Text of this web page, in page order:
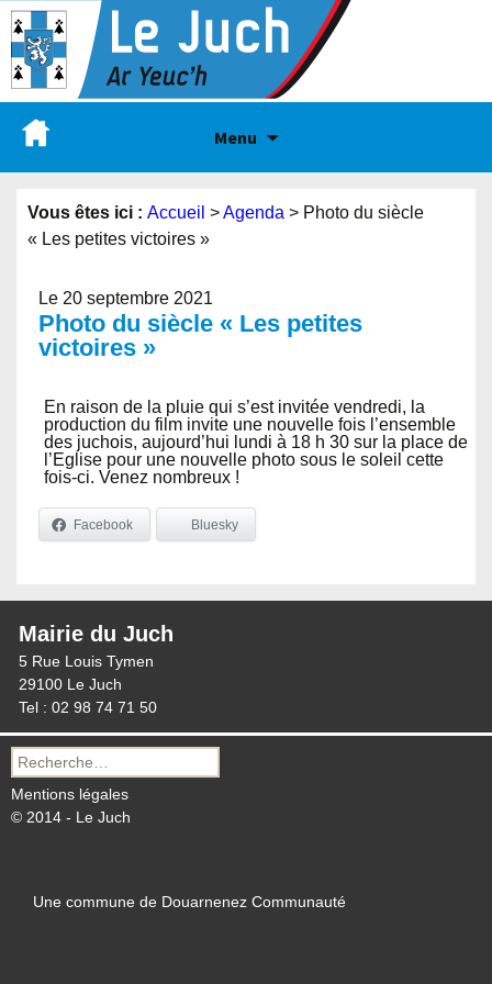
Menu
Vous êtes ici : Accueil >Agenda > Photo du siècle
« Les petites victoires »
Le 20 septembre 2021
Photo du siècle « Les petites
victoires »
En raison de la pluie qui s’est invitée vendredi, la
production du film invite une nouvelle fois l’ensemble
des juchois, aujourd’hui lundi à 18 h 30 sur la place de
l’Eglise pour une nouvelle photo sous le soleil cette
fois-ci. Venez nombreux !
Facebook Bluesky
Mairie du Juch
5 Rue Louis Tymen
29100 Le Juch
Tel : 02 98 74 71 50
Recherche
pour :
Mentions légales
© 2014 - Le Juch
Une commune de Douarnenez Communauté